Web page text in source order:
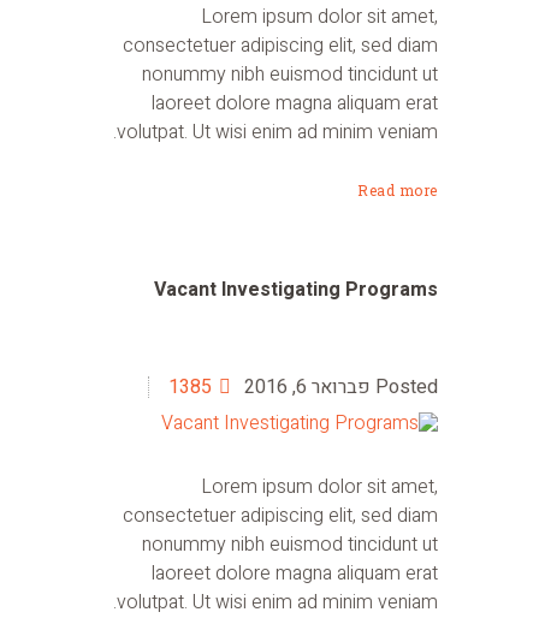
Lorem ipsum dolor sit amet,
consectetuer adipiscing elit, sed diam
nonummy nibh euismod tincidunt ut
laoreet dolore magna aliquam erat
volutpat. Ut wisi enim ad minim veniam.
Read more
Vacant Investigating Programs
פברואר 6, 2016 1385
Lorem ipsum dolor sit amet,
consectetuer adipiscing elit, sed diam
nonummy nibh euismod tincidunt ut
laoreet dolore magna aliquam erat
volutpat. Ut wisi enim ad minim veniam.